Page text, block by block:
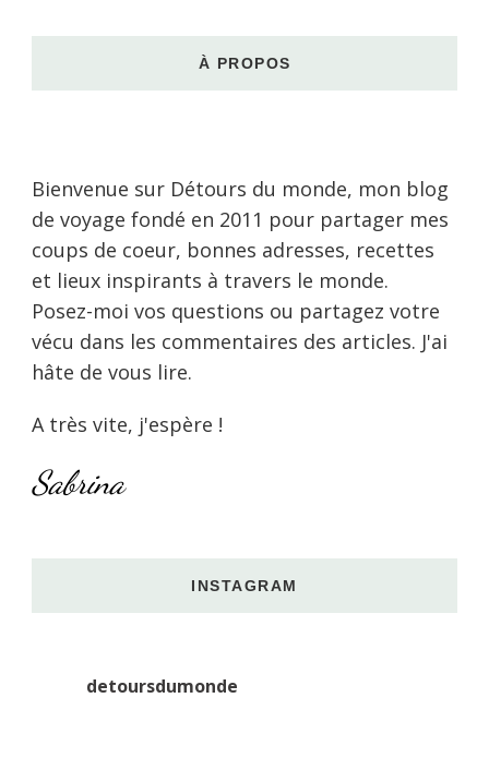
À PROPOS
Bienvenue sur Détours du monde, mon blog
de voyage fondé en 2011 pour partager mes
coups de coeur, bonnes adresses, recettes
et lieux inspirants à travers le monde.
Posez-moi vos questions ou partagez votre
vécu dans les commentaires des articles. J'ai
hâte de vous lire.
A très vite, j'espère !
Sabrina
INSTAGRAM
detoursdumonde